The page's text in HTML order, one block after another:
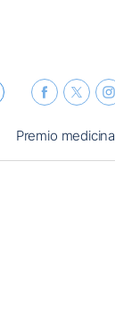
Premio medicina